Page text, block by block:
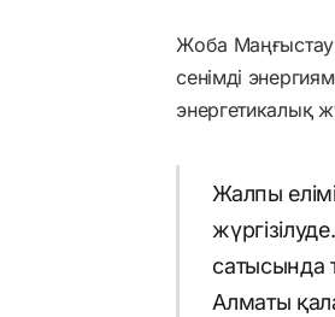
Жоба
сенімді
энергетикалық
Жалпы
сатысында
Алматы